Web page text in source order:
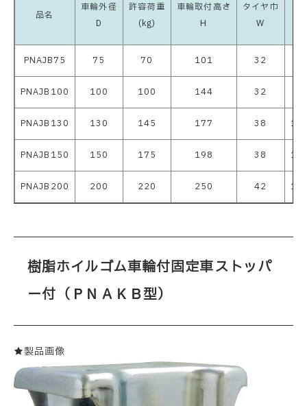
品名
車輪外径
D
許容荷重
(kg)
車輪取付高さ
H
タイヤ巾
W
PNAJB75 75 70 101 32
PNAJB100 100 100 144 32
PNAJB130 130 145 177 38
PNAJB150 150 175 198 38
PNAJB200 200 220 250 42
樹脂ホイルゴム車輪付固定車ストッパ
ー付（ＰＮＡＫＢ型）
★製品画像